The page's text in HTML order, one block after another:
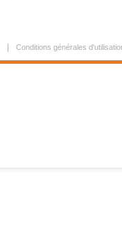
Conditions générales